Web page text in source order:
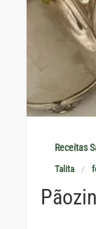
Receitas
Talita